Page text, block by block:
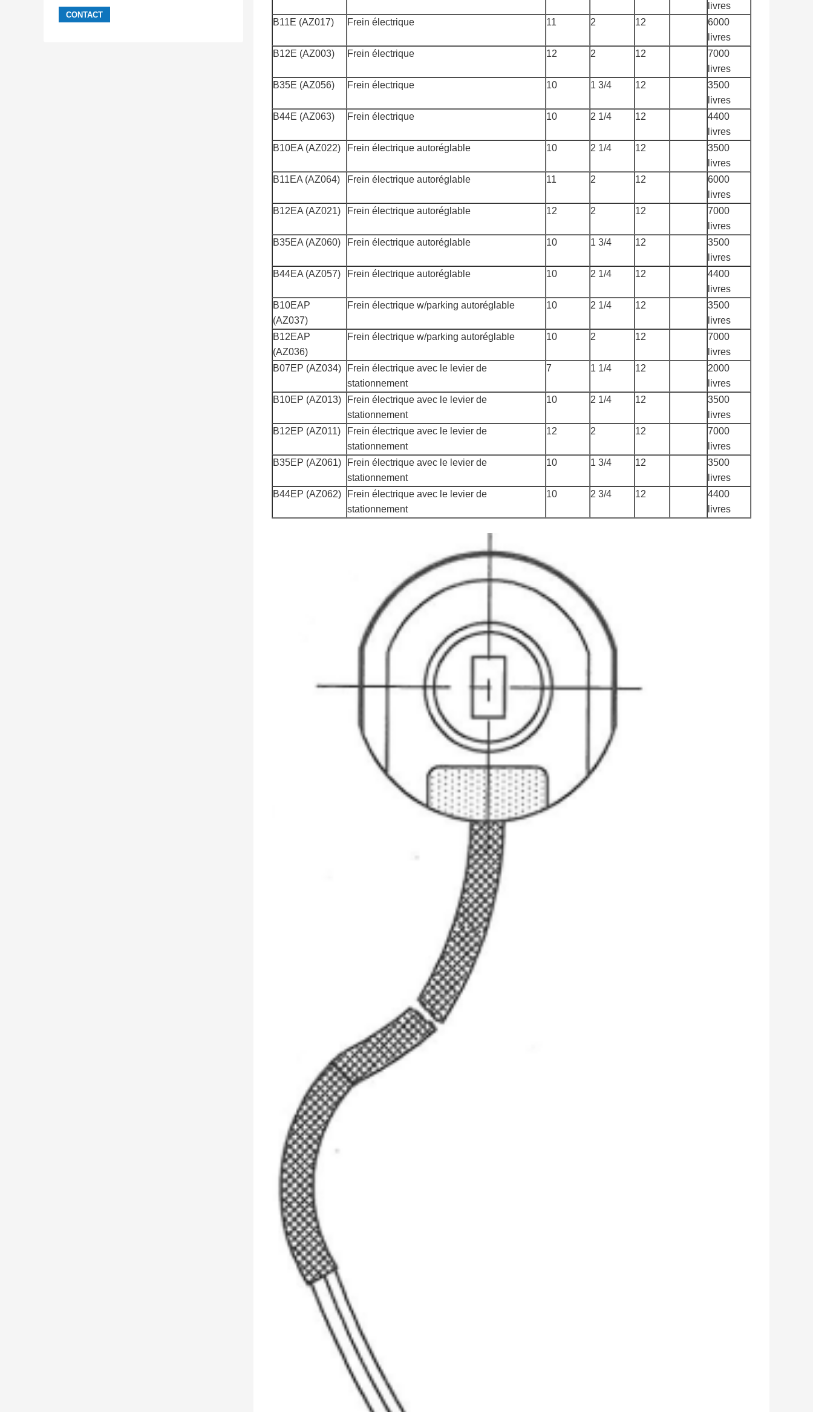
livres
B11E (AZ017)
Frein électrique 11 2 12
6000
livres
B12E (AZ003)
Frein électrique 12 2 12
7000
livres
B35E (AZ056)
Frein électrique 10 1 3/4 12
3500
livres
B44E (AZ063)
Frein électrique 10 2 1/4 12
4400
livres
B10EA (AZ022)
Frein électrique autoréglable 10 2 1/4 12
3500
livres
B11EA (AZ064)
Frein électrique autoréglable 11 2 12
6000
livres
B12EA (AZ021)
Frein électrique autoréglable 12 2 12
7000
livres
B35EA (AZ060)
Frein électrique autoréglable 10 1 3/4 12
3500
livres
B44EA (AZ057)
Frein électrique autoréglable 10 2 1/4 12
4400
livres
B10EAP
(AZ037)
Frein électrique w/parking autoréglable 10 2 1/4 12
3500
livres
B12EAP
(AZ036)
Frein électrique w/parking autoréglable 10 2 12
7000
livres
B07EP (AZ034)
Frein électrique avec le levier de
stationnement
7 1 1/4 12
2000
livres
B10EP (AZ013)
Frein électrique avec le levier de
stationnement
10 2 1/4 12
3500
livres
B12EP (AZ011)
Frein électrique avec le levier de
stationnement
12 2 12
7000
livres
B35EP (AZ061)
Frein électrique avec le levier de
stationnement
10 1 3/4 12
3500
livres
B44EP (AZ062)
Frein électrique avec le levier de
stationnement
10 2 3/4 12
4400
livres